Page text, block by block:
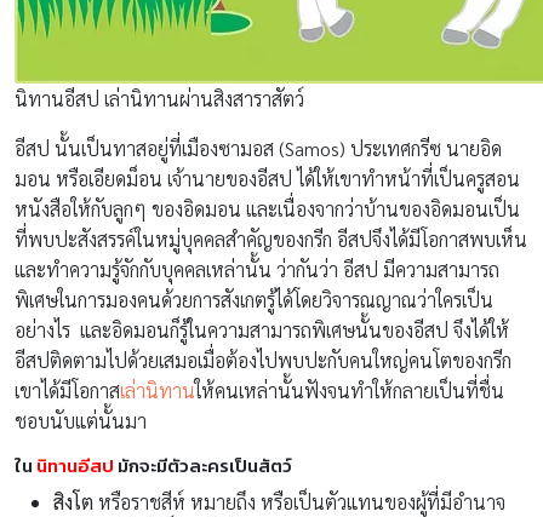
นิทานอีสป เล่านิทานผ่านสิงสาราสัตว์
อีสป นั้นเป็นทาสอยู่ที่เมืองซามอส (Samos) ประเทศกรีซ นายอิด
มอน หรือเอียดม็อน เจ้านายของอีสป ได้ให้เขาทำหน้าที่เป็นครูสอน
หนังสือให้กับลูกๆ ของอิดมอน และเนื่องจากว่าบ้านของอิดมอนเป็น
ที่พบปะสังสรรค์ในหมู่บุคคลสำคัญของกรีก อีสปจึงได้มีโอกาสพบเห็น
และทำความรู้จักกับบุคคลเหล่านั้น ว่ากันว่า อีสป มีความสามารถ
พิเศษในการมองคนด้วยการสังเกตรู้ได้โดยวิจารณญาณว่าใครเป็น
อย่างไร และอิดมอนก็รู้ในความสามารถพิเศษนั้นของอีสป จึงได้ให้
อีสปติดตามไปด้วยเสมอเมื่อต้องไปพบปะกับคนใหญ่คนโตของกรีก
เขาได้มีโอกาสเล่านิทานให้คนเหล่านั้นฟังจนทำให้กลายเป็นที่ชื่น
ชอบนับแต่นั้นมา
ใน นิทานอีสป มักจะมีตัวละครเป็นสัตว์
สิงโต หรือราชสีห์ หมายถึง หรือเป็นตัวแทนของผู้ที่มีอำนาจ